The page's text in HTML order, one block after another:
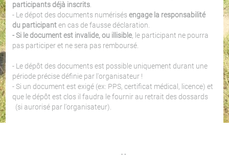
participants déjà inscrits
- Le dépot des documents numérisésengage la responsabilité
du participanten cas de fausse déclaration.
- Si le document est invalide, ou illisible, le participant ne pourra
pas participer et ne sera pas remboursé.
- Le dépôt des documents est possible uniquement durant une
période précise définie par l'organisateur !
- Si un document est exigé (ex: PPS, certificat médical, licence) et
que le dépôt est clos il faudra le fournir au retrait des dossards
(si aurorisé par l'organisateur).